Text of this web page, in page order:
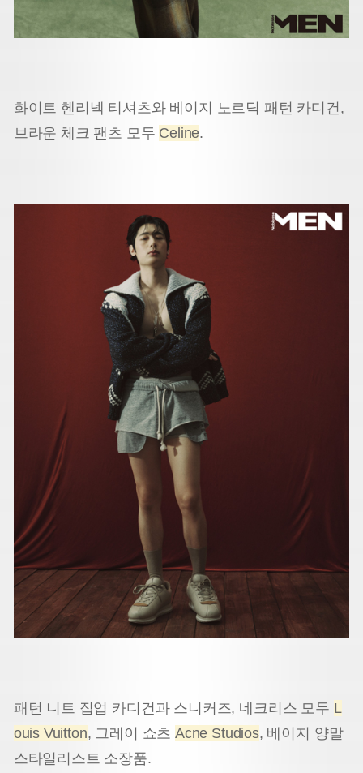
화이트 헨리넥 티셔츠와 베이지 노르딕 패턴 카디건,
브라운 체크 팬츠 모두 Celine.
패턴 니트 집업 카디건과 스니커즈, 네크리스 모두 L
ouis Vuitton, 그레이 쇼츠 Acne Studios, 베이지 양말
스타일리스트 소장품.